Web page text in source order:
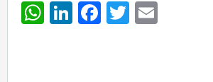
WhatsApp
LinkedIn
Facebook
Twitter